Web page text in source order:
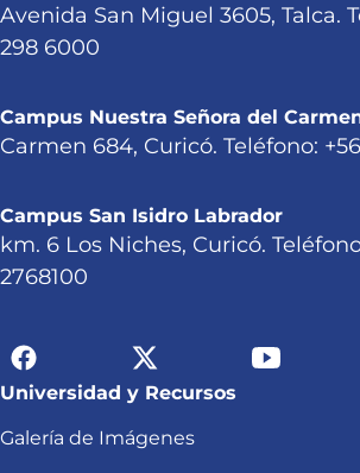
Avenida San Miguel 3605, Talca.
298 6000
Campus Nuestra Señora del
Carmen 684, Curicó. Teléfono:
Campus San Isidro Labrador
km. 6 Los Niches, Curicó.
2768100
Universidad y Recursos
Galería de Imágenes